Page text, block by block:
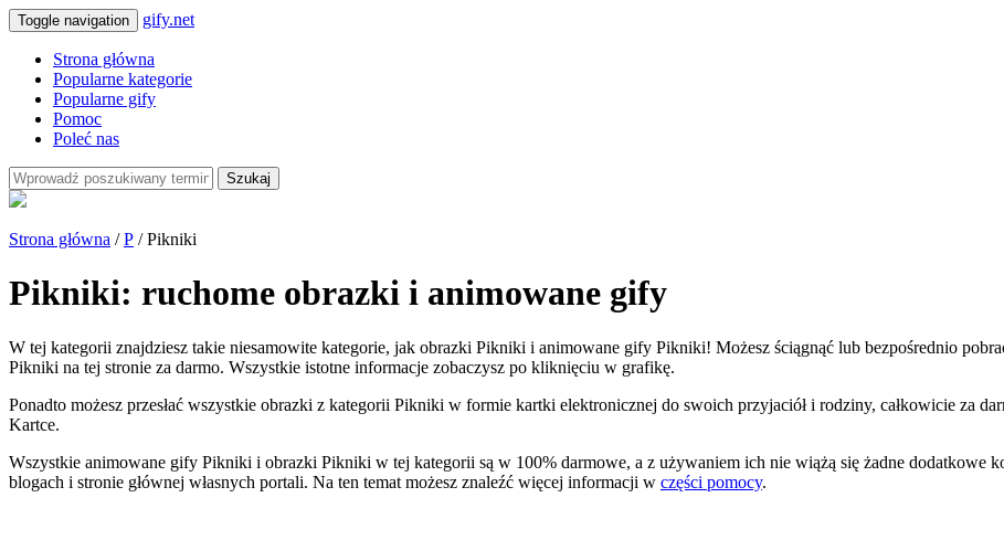
Toggle navigation gify.net
Strona główna
Popularne kategorie
Popularne gify
Pomoc
Poleć nas
Szukaj
Strona główna /P / Pikniki
Pikniki: ruchome obrazki i animowane gify
W tej kategorii znajdziesz takie niesamowite kategorie, jak obrazki Pikniki i animowane gify Pikniki! Możesz ściągnąć lub bezpośrednio
Pikniki na tej stronie za darmo. Wszystkie istotne informacje zobaczysz po kliknięciu w grafikę.
Ponadto możesz przesłać wszystkie obrazki z kategorii Pikniki w formie kartki elektronicznej do swoich przyjaciół i rodziny, całkowicie za
Kartce.
Wszystkie animowane gify Pikniki i obrazki Pikniki w tej kategorii są w 100% darmowe, a z używaniem ich nie wiążą się żadne dodatkowe
blogach i stronie głównej własnych portali. Na ten temat możesz znaleźć więcej informacji w części pomocy.